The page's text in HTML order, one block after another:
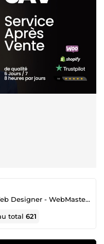
Développeur Expert - Web Designer - WebMaster SEO
total621